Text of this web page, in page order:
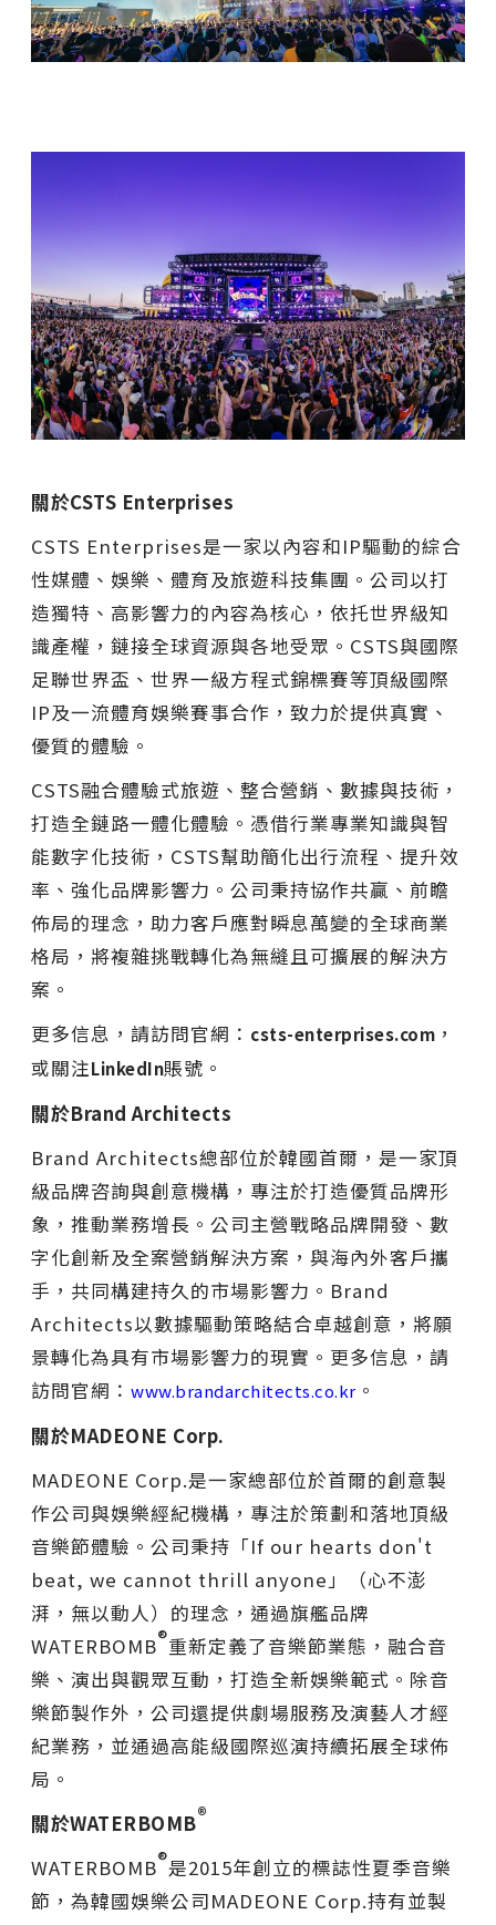
關於CSTS Enterprises
CSTS Enterprises是一家以內容和IP驅動的綜合
性媒體、娛樂、體育及旅遊科技集團。公司以打
造獨特、高影響力的內容為核心，依托世界級知
識產權，鏈接全球資源與各地受眾。CSTS與國際
足聯世界盃、世界一級方程式錦標賽等頂級國際
IP及一流體育娛樂賽事合作，致力於提供真實、
優質的體驗。
CSTS融合體驗式旅遊、整合營銷、數據與技術，
打造全鏈路一體化體驗。憑借行業專業知識與智
能數字化技術，CSTS幫助簡化出行流程、提升效
率、強化品牌影響力。公司秉持協作共贏、前瞻
佈局的理念，助力客戶應對瞬息萬變的全球商業
格局，將複雜挑戰轉化為無縫且可擴展的解決方
案。
更多信息，請訪問官網： csts-enterprises.com ，
或關注LinkedIn賬號。
關於Brand Architects
Brand Architects總部位於韓國首爾，是一家頂
級品牌咨詢與創意機構，專注於打造優質品牌形
象，推動業務增長。公司主營戰略品牌開發、數
字化創新及全案營銷解決方案，與海內外客戶攜
手，共同構建持久的市場影響力。Brand
Architects以數據驅動策略結合卓越創意，將願
景轉化為具有市場影響力的現實。更多信息，請
訪問官網： www.brandarchitects.co.kr 。
關於MADEONE Corp.
MADEONE Corp.是一家總部位於首爾的創意製
作公司與娛樂經紀機構，專注於策劃和落地頂級
音樂節體驗。公司秉持 「If our hearts don't
beat, we cannot thrill anyone」
（心不澎
湃，無以動人）的理念，通過旗艦品牌
WATERBOMB®重新定義了音樂節業態，融合音
樂、演出與觀眾互動，打造全新娛樂範式。除音
樂節製作外，公司還提供劇場服務及演藝人才經
紀業務，並通過高能級國際巡演持續拓展全球佈
局。
關於WATERBOMB®
WATERBOMB®是2015年創立的標誌性夏季音樂
節，為韓國娛樂公司MADEONE Corp.持有並製